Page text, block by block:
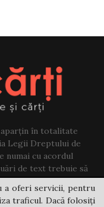
în totalitate
Legii Dreptului de
numai cu acordul
de text trebuie să
blog.
carti.ro
a oferi servicii, pentru
traficul. Dacă folosiți